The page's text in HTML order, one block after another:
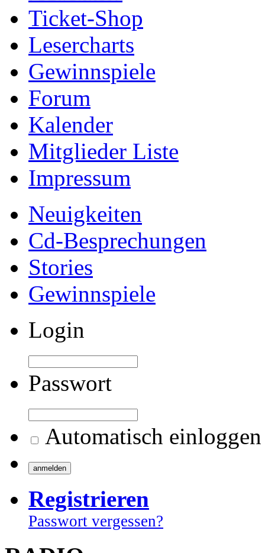
Ticket-Shop
Lesercharts
Gewinnspiele
Forum
Kalender
Mitglieder Liste
Impressum
Neuigkeiten
Cd-Besprechungen
Stories
Gewinnspiele
Login
Passwort
Automatisch einloggen
Registrieren
Passwort vergessen?